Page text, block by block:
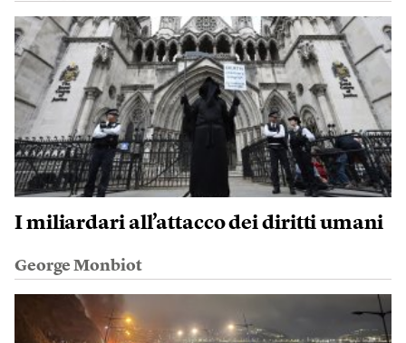
I miliardari all’attacco dei diritti umani
George Monbiot